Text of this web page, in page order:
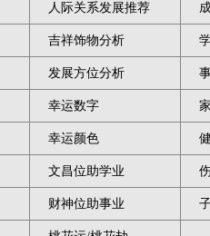
人际关系发展推荐
吉祥饰物分析
发展方位分析
幸运数字
幸运颜色
文昌位助学业
财神位助事业